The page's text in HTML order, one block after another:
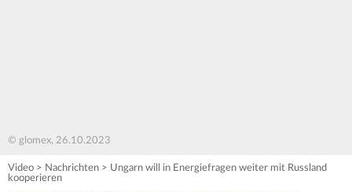
© glomex, 26.10.2023
Video > Nachrichten > Ungarn will in Energiefragen weiter mit Russland
kooperieren